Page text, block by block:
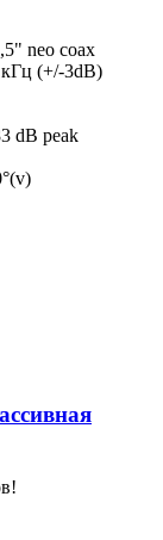
neo coax
кГц (+/-3dB)
dB peak